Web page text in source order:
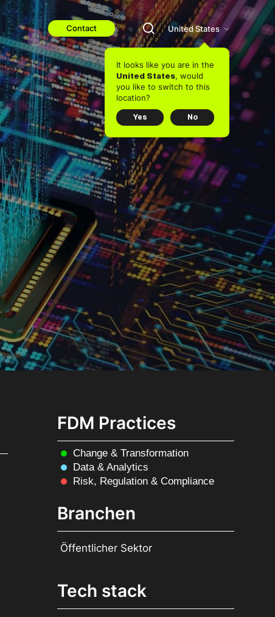
Contact United States
It looks like you are in the
United States, would
you like to switch to this
location?
Yes No
FDM Practices
Change & Transformation
Data & Analytics
Risk, Regulation & Compliance
Branchen
Öffentlicher Sektor
Tech stack